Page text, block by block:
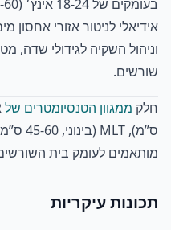
אידיאלי לניטור אזורי
וניהול השקיה לגידולי שדה,
שורשים.
חלק ממגוון הטנסיומטרים של Agrinovo
מותאמים לעומק בית
תכונות עיקריות